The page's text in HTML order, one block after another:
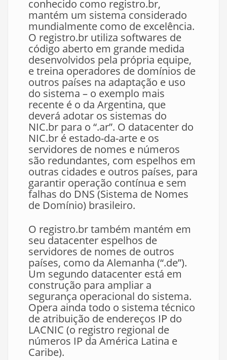
conhecido como registro.br,
mantém um sistema considerado
mundialmente como de excelência.
O registro.br utiliza softwares de
código aberto em grande medida
desenvolvidos pela própria equipe,
e treina operadores de domínios de
outros países na adaptação e uso
do sistema – o exemplo mais
recente é o da Argentina, que
deverá adotar os sistemas do
NIC.br para o “.ar”. O datacenter do
NIC.br é estado-da-arte e os
servidores de nomes e números
são redundantes, com espelhos em
outras cidades e outros países, para
garantir operação contínua e sem
falhas do DNS (Sistema de Nomes
de Domínio) brasileiro.
O registro.br também mantém em
seu datacenter espelhos de
servidores de nomes de outros
países, como da Alemanha (“.de”).
Um segundo datacenter está em
construção para ampliar a
segurança operacional do sistema.
Opera ainda todo o sistema técnico
de atribuição de endereços IP do
LACNIC (o registro regional de
números IP da América Latina e
Caribe).